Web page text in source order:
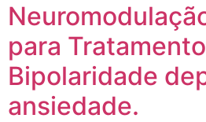
para
Bipolaridade
ansiedade.